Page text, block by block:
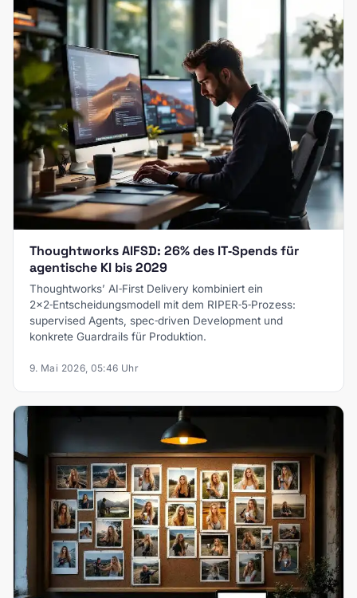
Thoughtworks AIFSD: 26% des IT‑Spends für
agentische KI bis 2029
Thoughtworks’ AI‑First Delivery kombiniert ein
2×2‑Entscheidungsmodell mit dem RIPER‑5‑Prozess:
supervised Agents, spec‑driven Development und
konkrete Guardrails für Produktion.
9. Mai 2026, 05:46 Uhr